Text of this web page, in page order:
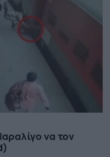
να τον